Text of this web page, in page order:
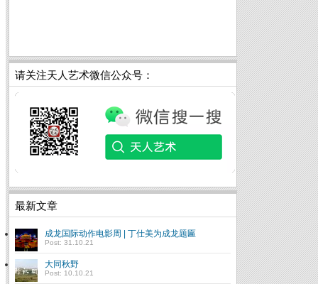
请关注天人艺术微信公众号：
最新文章
成龙国际动作电影周 | 丁仕美为成龙题匾
Post: 31.10.21
大同秋野
Post: 10.10.21